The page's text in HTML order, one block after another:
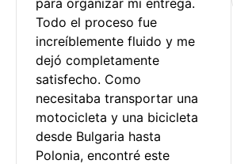
Todo el proceso fue
increíblemente fluido y me
dejó completamente
satisfecho. Como
necesitaba transportar una
motocicleta y una bicicleta
desde Bulgaria hasta
Polonia, encontré este